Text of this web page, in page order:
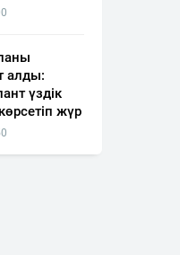
алды:
үздік
жүр